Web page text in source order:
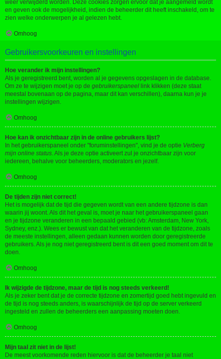
weer verwijderd worden. Deze cookies zorgen ervoor dat je aangemeld wordt
en geven ook de mogelijkheid, indien de beheerder dit heeft inschakeld, om te
zien welke onderwerpen je al gelezen hebt.
Omhoog
Gebruikersvoorkeuren en instellingen
Hoe verander ik mijn instellingen?
Als je geregistreerd bent, worden al je gegevens opgeslagen in de database.
Om ze te wijzigen moet je op de gebruikerspaneel link klikken (deze staat
meestal bovenaan op de pagina, maar dit kan verschillen), daarna kun je je
instellingen wijzigen.
Omhoog
Hoe kan ik onzichtbaar zijn in de online gebruikers lijst?
In het gebruikerspaneel onder "foruminstellingen", vind je de optie Verberg
mijn online status. Als je deze optie activeert zul je onzichtbaar zijn voor
iedereen, behalve voor beheerders, moderators en jezelf.
Omhoog
De tijden zijn niet correct!
Het is mogelijk dat de tijd die gegeven wordt van een andere tijdzone is dan
waarin jij woont. Als dit het geval is, moet je naar het gebruikerspaneel gaan
en je tijdzone veranderen in een bepaald gebied (vb: Amsterdam, New York,
Sydney, enz.). Wees er bewust van dat het veranderen van de tijdzone, zoals
de meeste instellingen, alleen gedaan kunnen worden door geregistreerde
gebruikers. Als je nog niet geregistreerd bent is dit een goed moment om dit te
doen.
Omhoog
Ik wijzigde de tijdzone, maar de tijd is nog steeds verkeerd!
Als je zeker bent dat je de correcte tijdzone en zomertijd goed hebt ingevuld en
de tijd is nog steeds anders, is waarschijnlijk de tijd op de server verkeerd
ingesteld en zullen de beheerders een aanpassing moeten doen.
Omhoog
Mijn taal zit niet in de lijst!
De meest voorkomende reden hiervoor is dat de beheerder je taal niet